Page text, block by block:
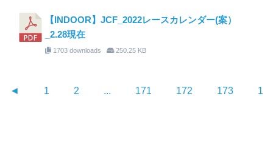
【INDOOR】JCF_2022レースカレンダー(案）
_2.28現在
1703 downloads 250.25 KB
◄ 1 2 ... 171 172 173